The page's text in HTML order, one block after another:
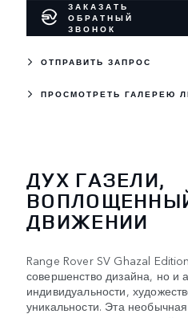
ЗАКАЗАТЬ
ОБРАТНЫЙ
ЗВОНОК
ОТПРАВИТЬ ЗАПРОС
ПРОСМОТРЕТЬ ГАЛЕРЕЮ
ДУХ ГАЗЕЛИ,
ДВИЖЕНИИ
Range Rover SV Ghazal
совершенство дизайна, но и
индивидуальности,
уникальности. Эта